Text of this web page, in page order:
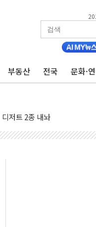
부동산 전국 문화·
제 활성화 앞장
매출 효과에 36% 증가
저트 2종 내놔
이지'호 미사일 공격"
스 딜'
상수지 497.3억달러 흑자
쟁 여지" 이례적 언급
전략시장 안착